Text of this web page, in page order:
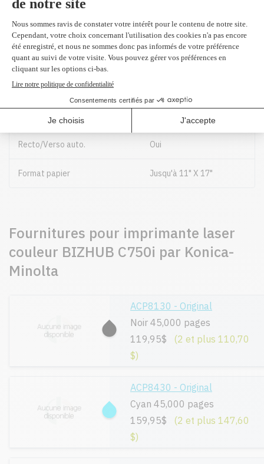
Bac grande capacité 1 :
2500 feuilles
3000 feuilles
(optionnel)
Recto/Verso auto. Oui
Format papier Jusqu'à 11" X 17"
Fournitures pour imprimante laser
couleur BIZHUB C750i par Konica-
Minolta
ACP8130 - Original
Noir 45,000 pages
119,95$
(2 et plus 110,70
$)
ACP8430 - Original
Cyan 45,000 pages
159,95$
(2 et plus 147,60
$)